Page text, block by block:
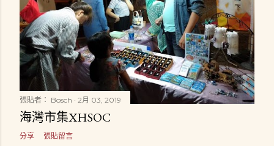
張貼者： Bosch 2月 03, 2019
海灣市集XHSOC
分享 張貼留言